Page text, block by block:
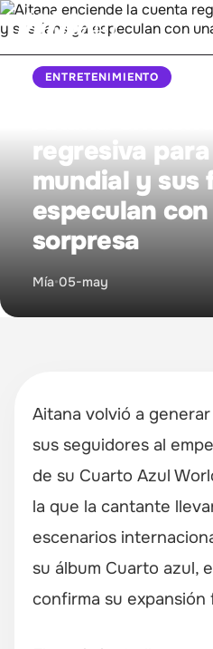
Bienestar
Entretenimiento
Mujer Empoderada
Proyecto MIA
ENTRETENIMIENTO
regresiva
mundial y sus
especulan
sorpresa
Mía•05-may
Aitana volvió a
sus seguidores al
de su Cuarto Azul
la que la cantante
escenarios
su álbum Cuarto azul,
confirma su expansión